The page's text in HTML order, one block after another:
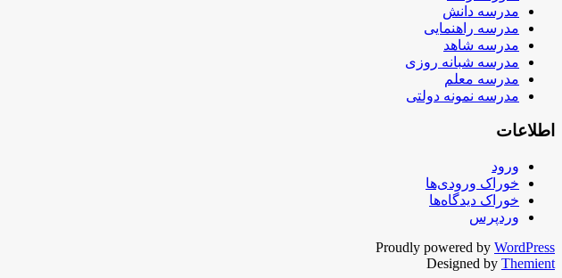
مدرسه دانش
مدرسه راهنمایی
مدرسه شاهد
مدرسه شبانه روزی
مدرسه معلم
مدرسه نمونه دولتی
اطلاعات
ورود
خوراک ورودی‌ها
خوراک دیدگاه‌ها
وردپرس
Proudly powered by WordPress
Designed by Themient